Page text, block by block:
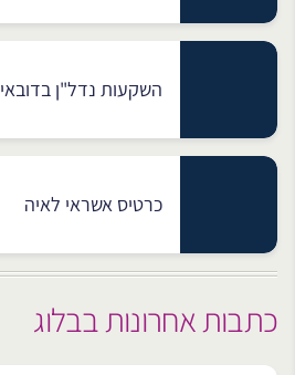
השקעות נדל"ן בדובאי
כרטיס אשראי לאיה
כתבות אחרונות בבלוג